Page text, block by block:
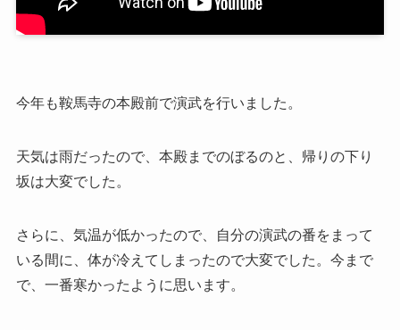
今年も鞍馬寺の本殿前で演武を行いました。
天気は雨だったので、本殿までのぼるのと、帰りの下り
坂は大変でした。
さらに、気温が低かったので、自分の演武の番をまって
いる間に、体が冷えてしまったので大変でした。今まで
で、一番寒かったように思います。